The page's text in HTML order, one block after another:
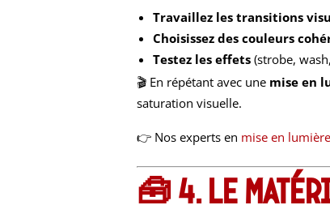
Travaillez les transitions
Choisissez des couleurs
Testez les effets (strobe,
🎬 En répétant avec une mise en
saturation visuelle.
👉 Nos experts en mise en
🧰 4. Le